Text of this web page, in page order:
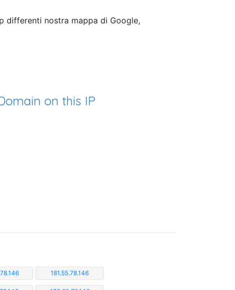
differenti nostra mappa di Google,
on this IP
181.55.78.146